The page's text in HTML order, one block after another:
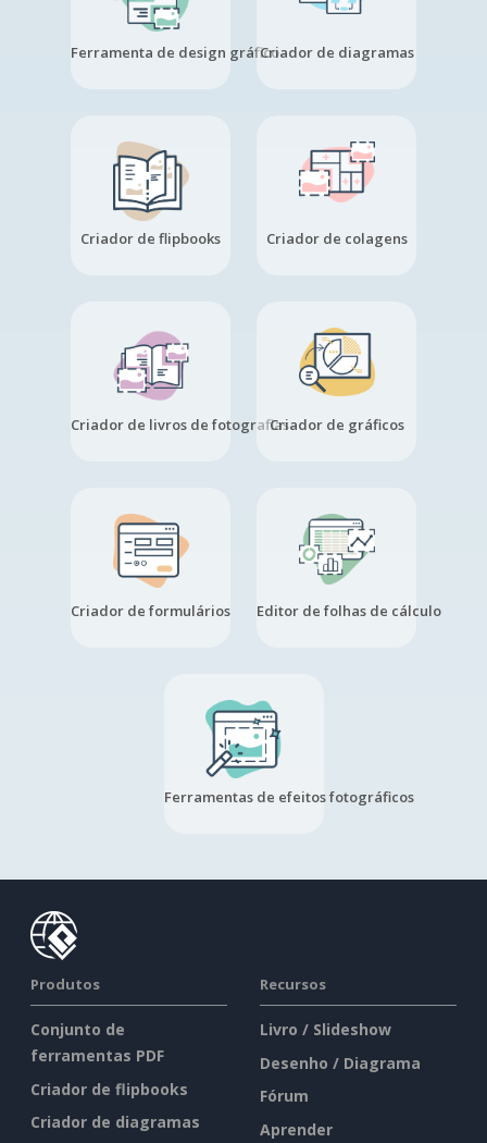
Ferramenta de design gráficoCriador de diagramas
Criador de flipbooks Criador de colagens
Criador de livros de fotografiasCriador de gráficos
Criador de formulários Editor de folhas de cálculo
Ferramentas de efeitos fotográficos
Produtos
Conjunto de
ferramentas PDF
Criador de flipbooks
Criador de diagramas
Recursos
Livro / Slideshow
Desenho / Diagrama
Fórum
Aprender